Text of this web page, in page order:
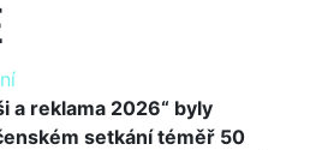
a reklama 2026“ byly
setkání téměř 50